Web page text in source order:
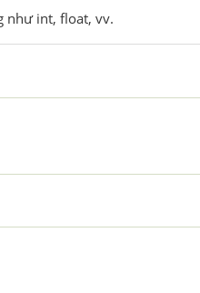
như int, float, vv.